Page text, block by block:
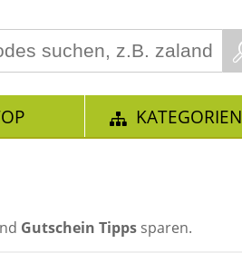
KATEGORIEN
Gutschein Tipps sparen.